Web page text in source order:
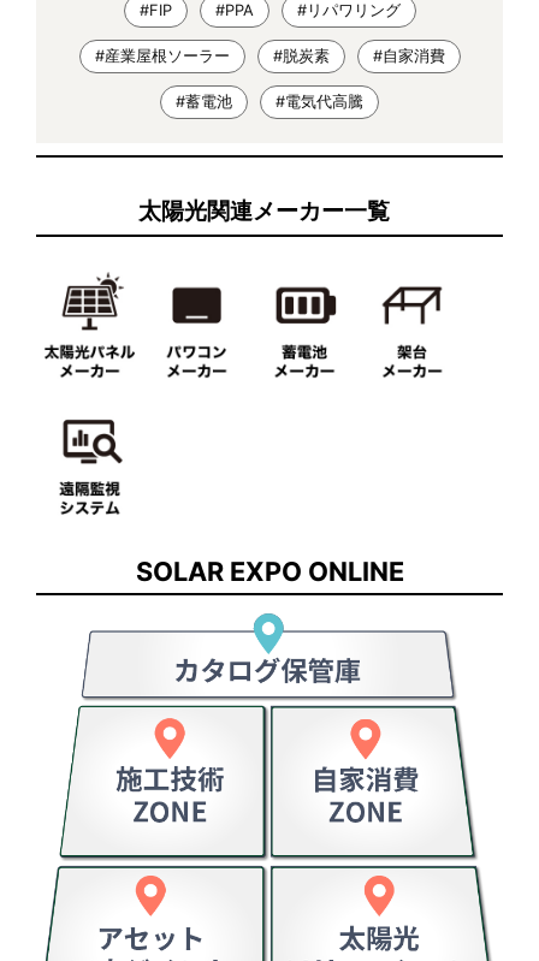
#FIP #PPA #リパワリング
#産業屋根ソーラー #脱炭素 #自家消費
#蓄電池 #電気代高騰
太陽光関連メーカー一覧
SOLAR EXPO ONLINE